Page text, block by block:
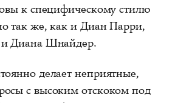
к специфическому стилю
так же, как и Диан Парри,
Диана Шнайдер.
делает неприятные,
с высоким отскоком под